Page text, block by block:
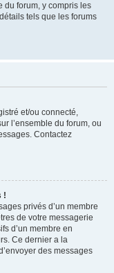
du forum, y compris les
tels que les forums
et/ou connecté,
l’ensemble du forum, ou
Contactez
!
privés d’un membre
de votre messagerie
d’un membre en
Ce dernier a la
des messages